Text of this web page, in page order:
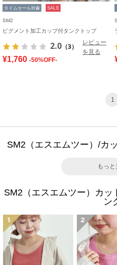
タイムセール対象 SALE
SM2
ピグメント加工カップ付タンクトップ
2.0 （3）
レビュー
を見る
¥1,760 -50%OFF-
1
SM2（エスエムツー）/カ
もっと
SM2（エスエムツー）カッ
ン
1 2